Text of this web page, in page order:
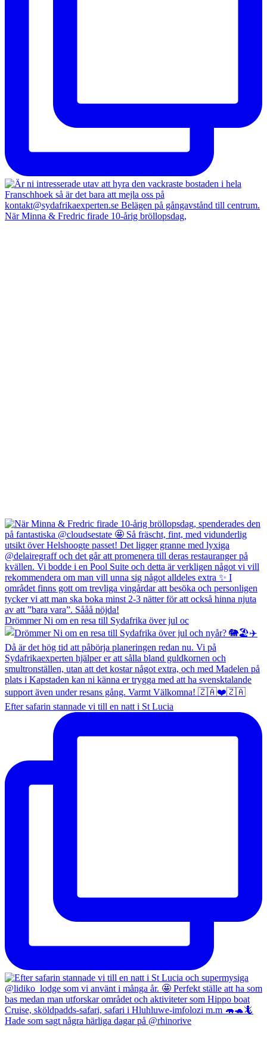
När Minna & Fredric firade 10-årig bröllopsdag,
Drömmer Ni om en resa till Sydafrika över jul oc
Efter safarin stannade vi till en natt i St Lucia
Hade som sagt några härliga dagar på @rhinorive